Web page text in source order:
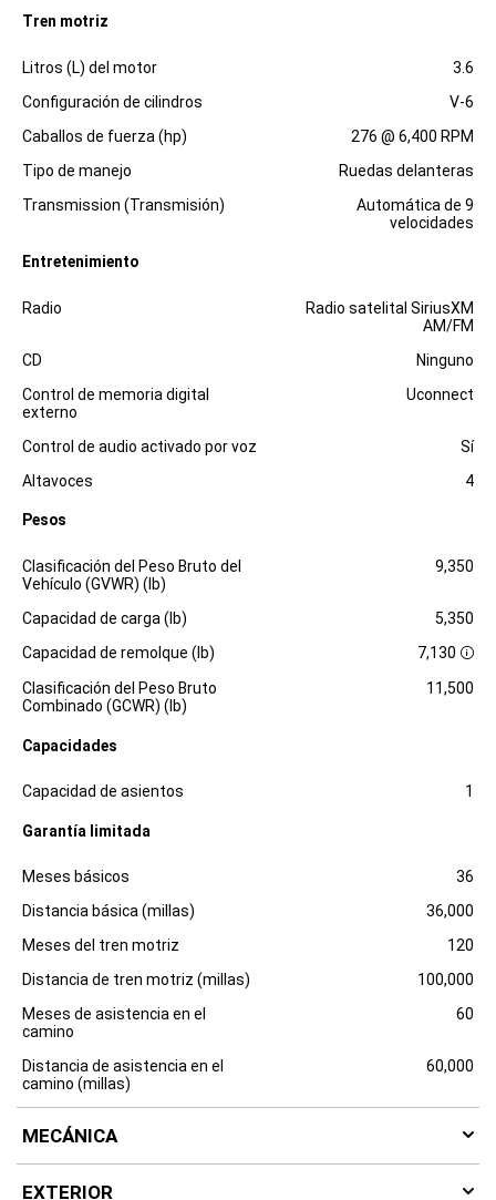
Tren motriz
Especificaciones Dimensiones
Litros (L) del motor
3.6
Configuración de cilindros
V-6
Caballos de fuerza (hp)
276 @ 6,400 RPM
Tipo de manejo
Ruedas delanteras
Transmission (Transmisión)
Automática de 9
velocidades
Entretenimiento
Especificaciones
Radio
Radio satelital SiriusXM
AM/FM
CD
Ninguno
Control de memoria digital
externo
Uconnect
Control de audio activado por voz
Sí
Altavoces
4
Pesos
Especificaciones Dimensiones
Clasificación del Peso Bruto del
Vehículo (GVWR) (lb)
9,350
Capacidad de carga (lb)
5,350
Capacidad de remolque (lb)
7,130 D
i
s
u
r
Clasificación del Peso Bruto
Combinado (GCWR) (lb)
11,500
Capacidades
Especificaciones Dimensiones
Capacidad de asientos 1
Garantía limitada
Especificaciones
Meses básicos
36
Distancia básica (millas)
36,000
Meses del tren motriz
120
Distancia de tren motriz (millas)
100,000
Meses de asistencia en el
camino
60
Distancia de asistencia en el
camino (millas)
60,000
MECÁNICA
EXTERIOR